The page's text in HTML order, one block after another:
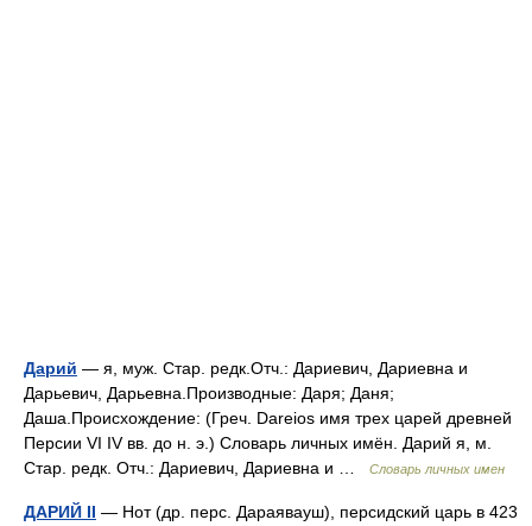
Дарий — я, муж. Стар. редк.Отч.: Дариевич, Дариевна и
Дарьевич, Дарьевна.Производные: Даря; Даня;
Даша.Происхождение: (Греч. Dareios имя трех царей древней
Персии VI IV вв. до н. э.) Словарь личных имён. Дарий я, м.
Стар. редк. Отч.: Дариевич, Дариевна и …
Словарь личных имен
ДАРИЙ II — Нот (др. перс. Дараявауш), персидский царь в 423